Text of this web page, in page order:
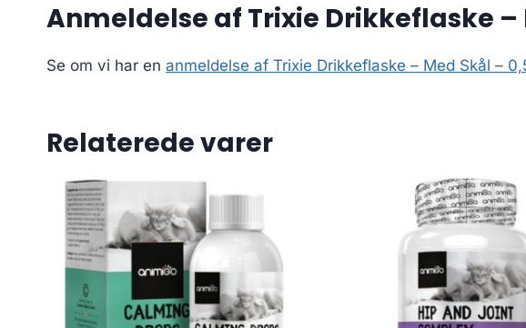
Anmeldelse af Trixie Drikkeflaske –
Se om vi har en anmeldelse af Trixie Drikkeflaske – Med Skål –
Relaterede varer